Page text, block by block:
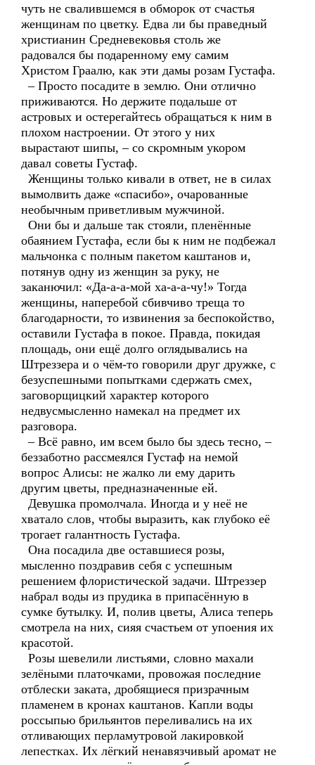
чуть не свалившемся в обморок от счастья
женщинам по цветку. Едва ли бы праведный
христианин Средневековья столь же
радовался бы подаренному ему самим
Христом Граалю, как эти дамы розам Густафа.
– Просто посадите в землю. Они отлично
приживаются. Но держите подальше от
астровых и остерегайтесь обращаться к ним в
плохом настроении. От этого у них
вырастают шипы, – со скромным укором
давал советы Густаф.
Женщины только кивали в ответ, не в силах
вымолвить даже «спасибо», очарованные
необычным приветливым мужчиной.
Они бы и дальше так стояли, пленённые
обаянием Густафа, если бы к ним не подбежал
мальчонка с полным пакетом каштанов и,
потянув одну из женщин за руку, не
заканючил: «Да-а-а-мой ха-а-а-чу!» Тогда
женщины, наперебой сбивчиво треща то
благодарности, то извинения за беспокойство,
оставили Густафа в покое. Правда, покидая
площадь, они ещё долго оглядывались на
Штреззера и о чём-то говорили друг дружке, с
безуспешными попытками сдержать смех,
заговорщицкий характер которого
недвусмысленно намекал на предмет их
разговора.
– Всё равно, им всем было бы здесь тесно, –
беззаботно рассмеялся Густаф на немой
вопрос Алисы: не жалко ли ему дарить
другим цветы, предназначенные ей.
Девушка промолчала. Иногда и у неё не
хватало слов, чтобы выразить, как глубоко её
трогает галантность Густафа.
Она посадила две оставшиеся розы,
мысленно поздравив себя с успешным
решением флористической задачи. Штреззер
набрал воды из прудика в припасённую в
сумке бутылку. И, полив цветы, Алиса теперь
смотрела на них, сияя счастьем от упоения их
красотой.
Розы шевелили листьями, словно махали
зелёными платочками, провожая последние
отблески заката, дробящиеся призрачным
пламенем в кронах каштанов. Капли воды
россыпью брильянтов переливались на их
отливающих перламутровой лакировкой
лепестках. Их лёгкий ненавязчивый аромат не